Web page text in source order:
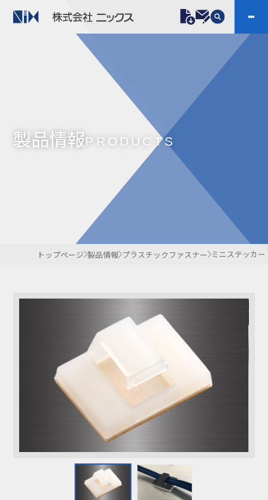
プラスチックファスナー 機構部品
ケーブルマーカー
樹脂継手、配管施工
防虫忌避製品ARINIX プリント基板実装関連
会社案内
IR
お問い合わせ 開発・導入実績
よくあるご質問
NIXのサスティナ
ビリティ
環境負荷物質調
利用規約
個人情報保護方
製品情報PRODUCTS
トップページ 製品情報 プラスチックファスナー ミニステッカー